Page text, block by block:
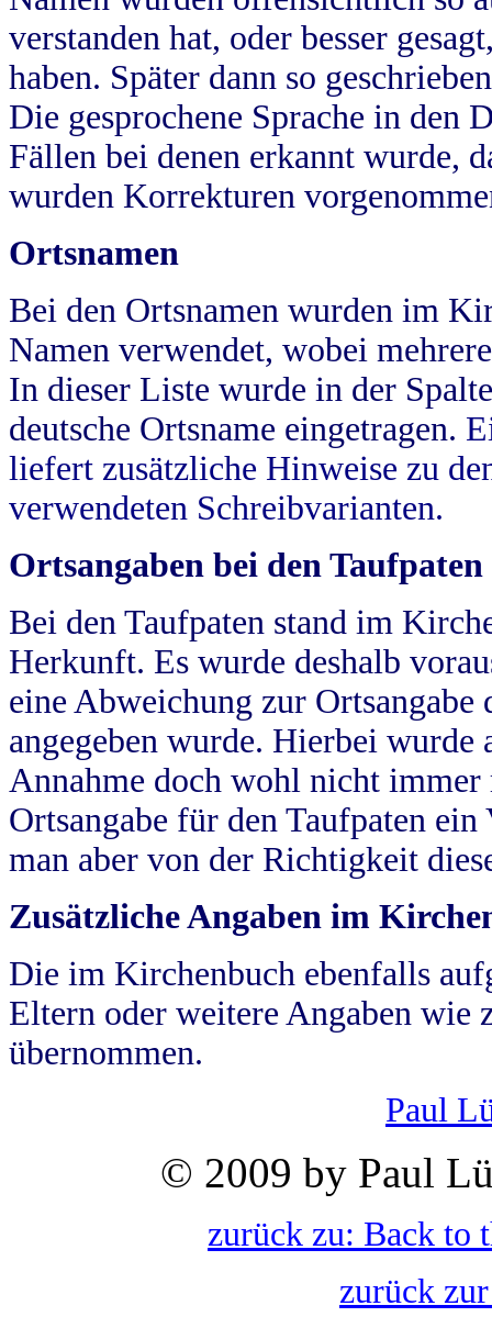
verstanden hat, oder besser
haben. Später dann so
Die gesprochene Sprache in
Fällen bei denen erkannt wurde,
wurden Korrekturen
Ortsnamen
Bei den Ortsnamen wurden im
Namen verwendet, wobei
In dieser Liste wurde in der
deutsche Ortsname eingetragen.
liefert zusätzliche Hinweise zu
verwendeten Schreibvarianten.
Ortsangaben bei den Taufpaten
Bei den Taufpaten stand im
Herkunft. Es wurde deshalb
eine Abweichung zur
angegeben wurde. Hierbei wurde
Annahme doch wohl nicht
Ortsangabe für den Taufpaten
man aber von der Richtigkeit
Zusätzliche Angaben im
Die im Kirchenbuch ebenfalls
Eltern oder weitere Angaben wie
übernommen.
Paul
© 2009 by Paul
zurück zu: Back to
zurück